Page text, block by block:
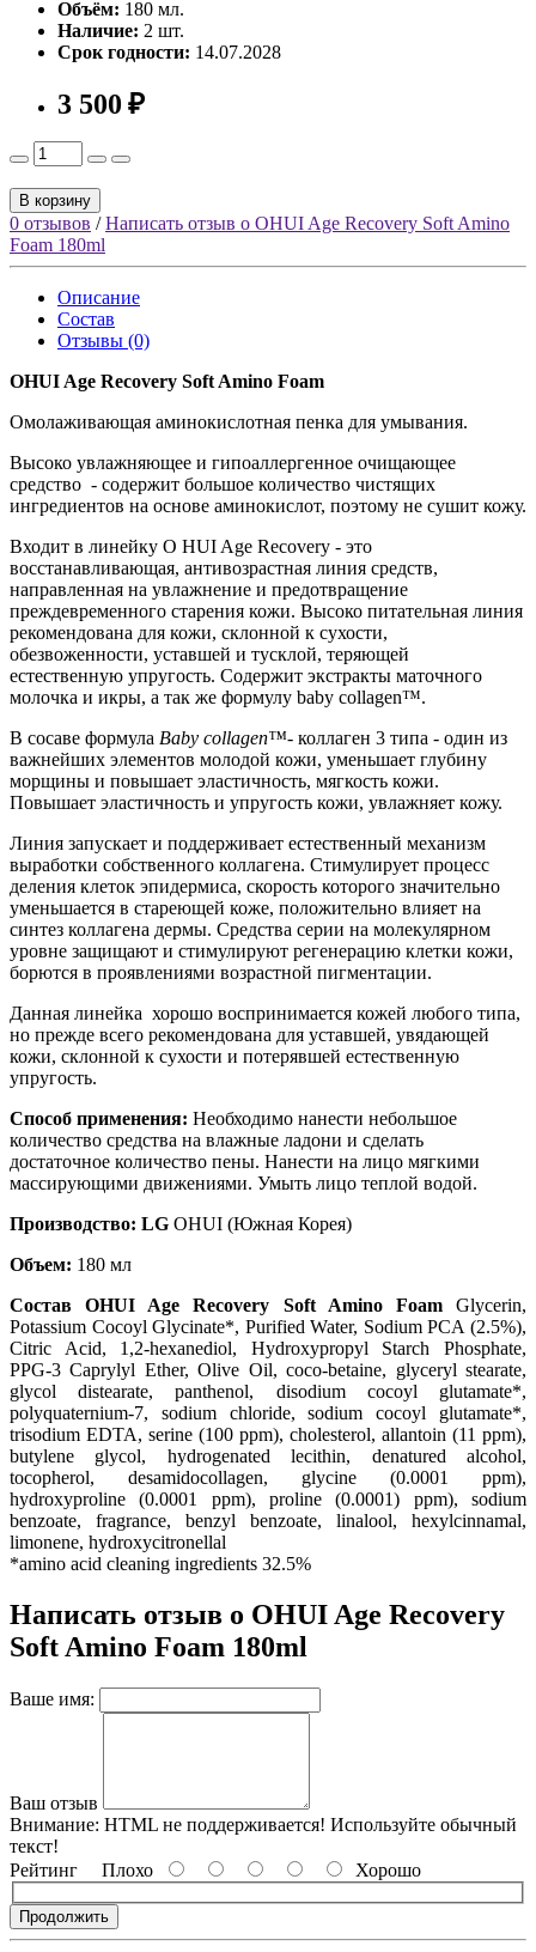
Объём: 180 мл.
Наличие: 2 шт.
Срок годности: 14.07.2028
3 500 ₽
В корзину
0 отзывов /Написать отзыв о OHUI Age Recovery Soft Amino
Foam 180ml
Описание
Состав
Отзывы (0)
OHUI Age Recovery Soft Amino Foam
Омолаживающая аминокислотная пенка для умывания.
Высоко увлажняющее и гипоаллергенное очищающее
средство - содержит большое количество чистящих
ингредиентов на основе аминокислот, поэтому не сушит кожу.
Входит в линейку O HUI Age Recovery - это
восстанавливающая, антивозрастная линия средств,
направленная на увлажнение и предотвращение
преждевременного старения кожи. Высоко питательная линия
рекомендована для кожи, склонной к сухости,
обезвоженности, уставшей и тусклой, теряющей
естественную упругость. Содержит экстракты маточного
молочка и икры, а так же формулу baby collagen™.
В сосаве формула Baby collagen™- коллаген 3 типа - один из
важнейших элементов молодой кожи, уменьшает глубину
морщины и повышает эластичность, мягкость кожи.
Повышает эластичность и упругость кожи, увлажняет кожу.
Линия запускает и поддерживает естественный механизм
выработки собственного коллагена. Стимулирует процесс
деления клеток эпидермиса, скорость которого значительно
уменьшается в стареющей коже, положительно влияет на
синтез коллагена дермы. Средства серии на молекулярном
уровне защищают и стимулируют регенерацию клетки кожи,
борются в проявлениями возрастной пигментации.
Данная линейка хорошо воспринимается кожей любого типа,
но прежде всего рекомендована для уставшей, увядающей
кожи, склонной к сухости и потерявшей естественную
упругость.
Способ применения: Необходимо нанести небольшое
количество средства на влажные ладони и сделать
достаточное количество пены. Нанести на лицо мягкими
массирующими движениями. Умыть лицо теплой водой.
Производство: LG OHUI (Южная Корея)
Объем: 180 мл
Состав OHUI Age Recovery Soft Amino Foam Glycerin,
Potassium Cocoyl Glycinate*, Purified Water, Sodium PCA (2.5%),
Citric Acid, 1 ,2-hexanediol, Hydroxypropyl Starch Phosphate,
PPG-3 Caprylyl Ether, Olive Oil, coco-betaine, glyceryl stearate,
glycol distearate, panthenol, disodium cocoyl glutamate*,
polyquaternium-7, sodium chloride, sodium cocoyl glutamate*,
trisodium EDTA, serine (100 ppm), cholesterol, allantoin (11 ppm),
butylene glycol, hydrogenated lecithin, denatured alcohol,
tocopherol, desamidocollagen, glycine (0.0001 ppm),
hydroxyproline (0.0001 ppm), proline (0.0001) ppm), sodium
benzoate, fragrance, benzyl benzoate, linalool, hexylcinnamal,
limonene, hydroxycitronellal
*amino acid cleaning ingredients 32.5%
Написать отзыв о OHUI Age Recovery
Soft Amino Foam 180ml
Ваше имя:
Ваш отзыв
Внимание: HTML не поддерживается! Используйте обычный
текст!
Рейтинг Плохо Хорошо
Продолжить